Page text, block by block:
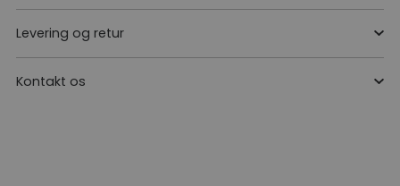
Levering og retur
Kontakt os